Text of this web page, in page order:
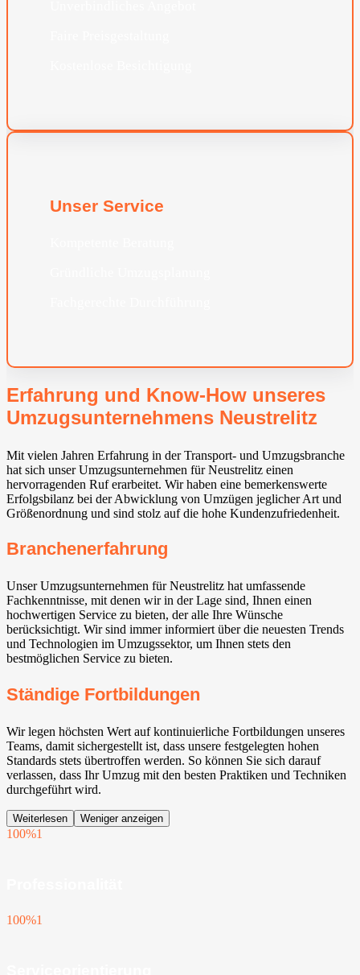
Unser Service
Erfahrung und Know-How unseres
Umzugsunternehmens Neustrelitz
Mit vielen Jahren Erfahrung in der Transport- und Umzugsbranche
hat sich unser Umzugsunternehmen für Neustrelitz einen
hervorragenden Ruf erarbeitet. Wir haben eine bemerkenswerte
Erfolgsbilanz bei der Abwicklung von Umzügen jeglicher Art und
Größenordnung und sind stolz auf die hohe Kundenzufriedenheit.
Branchenerfahrung
Unser Umzugsunternehmen für Neustrelitz hat umfassende
Fachkenntnisse, mit denen wir in der Lage sind, Ihnen einen
hochwertigen Service zu bieten, der alle Ihre Wünsche
berücksichtigt. Wir sind immer informiert über die neuesten Trends
und Technologien im Umzugssektor, um Ihnen stets den
bestmöglichen Service zu bieten.
Ständige Fortbildungen
Wir legen höchsten Wert auf kontinuierliche Fortbildungen unseres
Teams, damit sichergestellt ist, dass unsere festgelegten hohen
Standards stets übertroffen werden. So können Sie sich darauf
verlassen, dass Ihr Umzug mit den besten Praktiken und Techniken
durchgeführt wird.
Weiterlesen Weniger anzeigen
100%1
100%1